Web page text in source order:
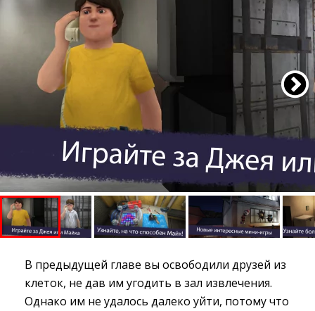
В предыдущей главе вы освободили друзей из
клеток, не дав им угодить в зал извлечения.
Однако им не удалось далеко уйти, потому что